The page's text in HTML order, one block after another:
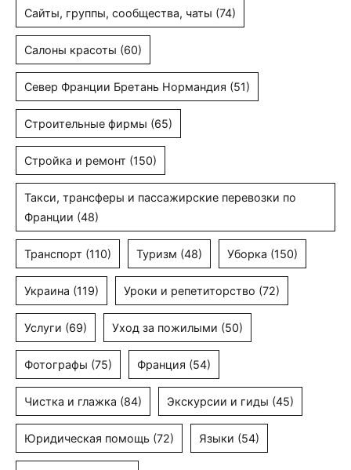
Сайты, группы, сообщества, чаты (74)
Салоны красоты (60)
Север Франции Бретань Нормандия (51)
Строительные фирмы (65)
Стройка и ремонт (150)
Такси, трансферы и пассажирские перевозки по
Франции (48)
Транспорт (110) Туризм (48) Уборка (150)
Украина (119) Уроки и репетиторство (72)
Услуги (69) Уход за пожилыми (50)
Фотографы (75) Франция (54)
Чистка и глажка (84) Экскурсии и гиды (45)
Юридическая помощь (72) Языки (54)